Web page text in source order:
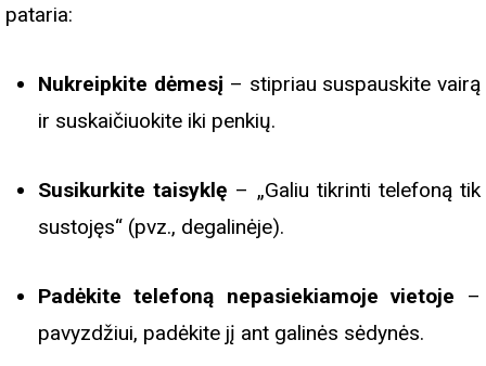
pataria:
Nukreipkite dėmesį – stipriau suspauskite vairą
ir suskaičiuokite iki penkių.
Susikurkite taisyklę – „Galiu tikrinti telefoną tik
sustojęs“ (pvz., degalinėje).
Padėkite telefoną nepasiekiamoje vietoje
–
pavyzdžiui, padėkite jį ant galinės sėdynės.